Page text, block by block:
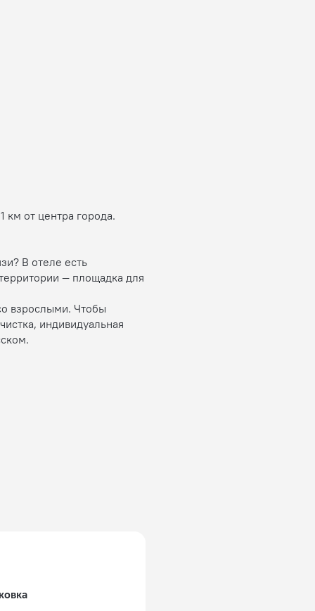
км от центра города.
В отеле есть
— площадка для
взрослыми. Чтобы
индивидуальная